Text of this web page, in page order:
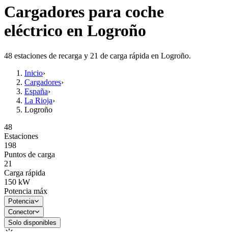
Cargadores para coche
eléctrico en Logroño
48 estaciones de recarga y 21 de carga rápida en Logroño.
Inicio›
Cargadores›
España›
La Rioja›
Logroño
48
Estaciones
198
Puntos de carga
21
Carga rápida
150 kW
Potencia máx
Potencia
Conector
Solo disponibles